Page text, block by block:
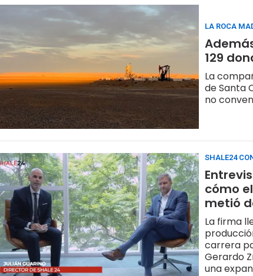
LA ROCA
129
La
de Santa
no
SHALE24
cómo
metió
La firma
carrera
Gerardo
una